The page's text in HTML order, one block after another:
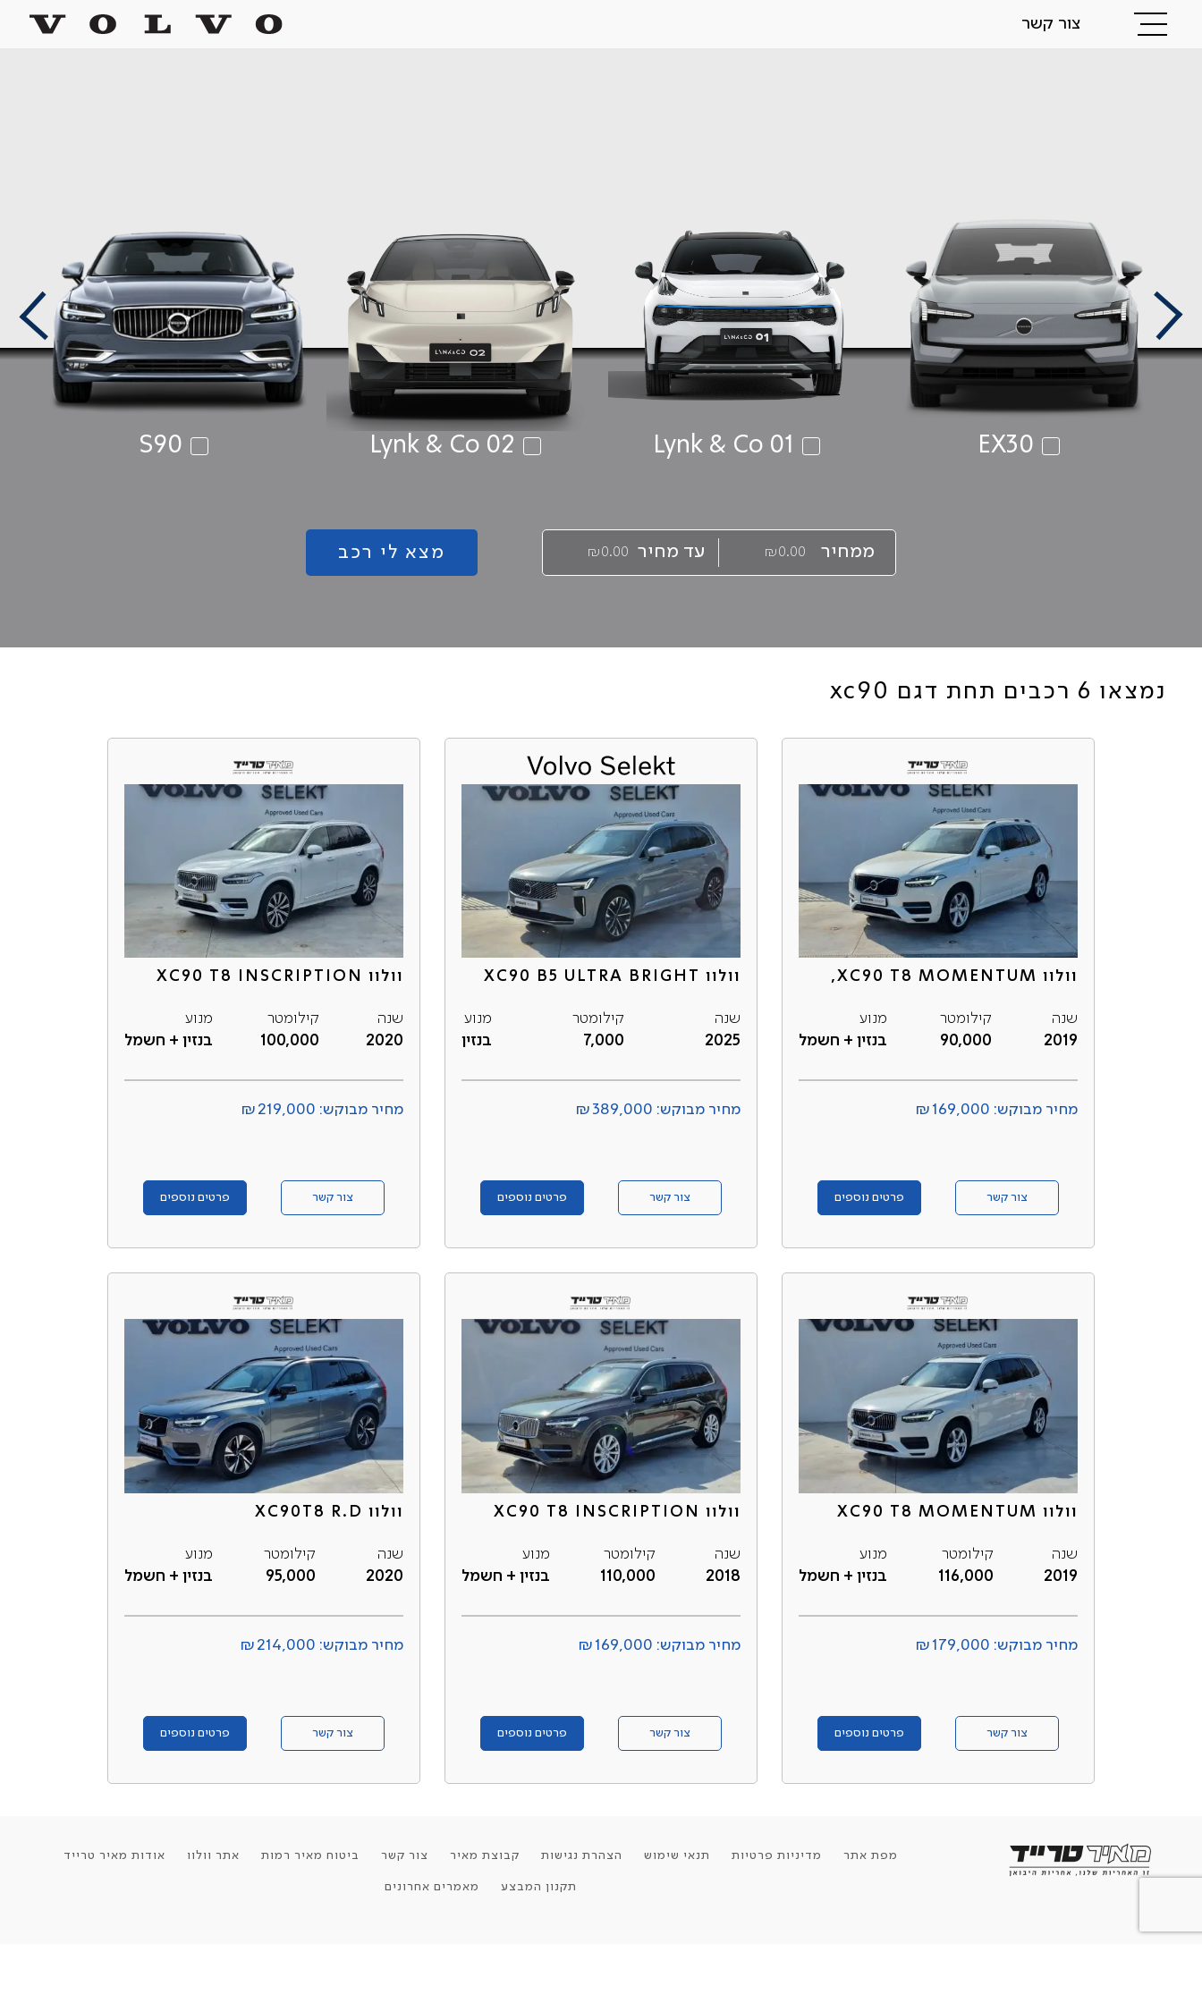
צור קשר
EX30
Lynk & Co 01
Lynk & Co 02
S90
ממחיר עד מחיר
נמצאו 6 רכבים תחת דגם xc90
וולוו XC90 T8 MOMENTUM,
שנה
2019
קילומטר
90,000
מנוע
בנזין + חשמל
מחיר מבוקש: ₪169,000
צור קשר פרטים נוספים
וולוו XC90 B5 ULTRA BRIGHT
שנה
2025
קילומטר
7,000
מנוע
בנזין
מחיר מבוקש: ₪389,000
צור קשר פרטים נוספים
וולוו XC90 T8 INSCRIPTION
שנה
2020
קילומטר
100,000
מנוע
בנזין + חשמל
מחיר מבוקש: ₪219,000
צור קשר פרטים נוספים
וולוו XC90 T8 MOMENTUM
שנה
2019
קילומטר
116,000
מנוע
בנזין + חשמל
מחיר מבוקש: ₪179,000
צור קשר פרטים נוספים
וולוו XC90 T8 INSCRIPTION
שנה
2018
קילומטר
110,000
מנוע
בנזין + חשמל
מחיר מבוקש: ₪169,000
צור קשר פרטים נוספים
וולוו XC90T8 R.D
שנה
2020
קילומטר
95,000
מנוע
בנזין + חשמל
מחיר מבוקש: ₪214,000
צור קשר פרטים נוספים
מפת אתר מדיניות פרטיות תנאי שימוש הצהרת נגישות קבוצת מאיר צור קשר ביטוח מאיר רמות אתר וולוו אודות מאיר טרייד
תקנון המבצע מאמרים אחרונים